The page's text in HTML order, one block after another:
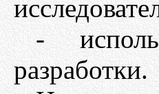
-
разработки.